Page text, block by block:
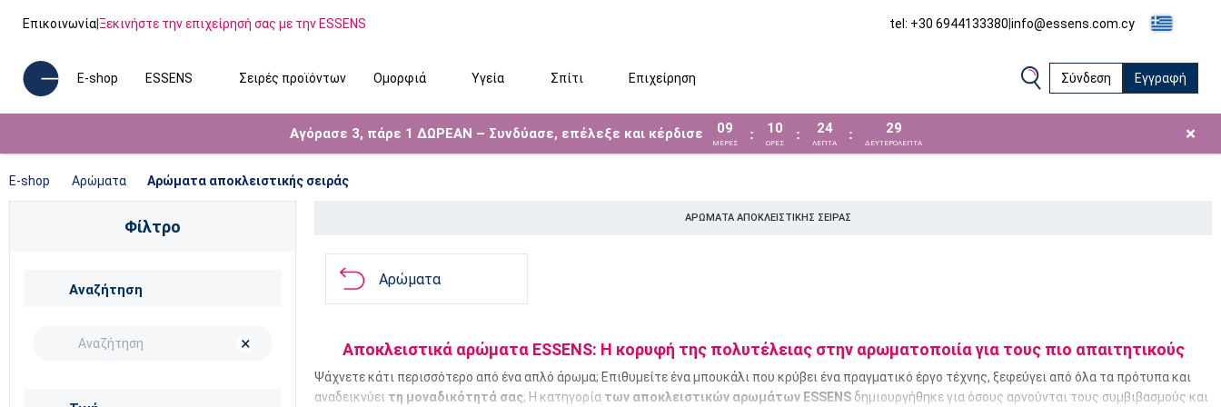
Επικοινωνία|Ξεκινήστε την επιχείρησή σας με την ESSENS tel: +30 6944133380|info@essens.com.cy
E-shop ESSENS Σειρές προϊόντων Ομορφιά Υγεία Σπίτι Επιχείρηση Σύνδεση Εγγραφή
Αγόρασε 3, πάρε 1 ΔΩΡΕΑΝ – Συνδύασε, επέλεξε και κέρδισε 09
ΜΈΡΕΣ
: 10
ΩΡΕΣ
: 24
ΛΕΠΤΑ
: 28
ΔΕΥΤΕΡΟΛΕΠΤΑ ×
E-shop Αρώματα Αρώματα αποκλειστικής σειράς
Φίλτρο
Αναζήτηση
×
ΑΡΏΜΑΤΑ ΑΠΟΚΛΕΙΣΤΙΚΉΣ ΣΕΙΡΆΣ
Αρώματα
Αποκλειστικά αρώματα ESSENS: Η κορυφή της πολυτέλειας στην αρωματοποιία για τους πιο απαιτητικούς
Ψάχνετε κάτι περισσότερο από ένα απλό άρωμα; Επιθυμείτε ένα μπουκάλι που κρύβει ένα πραγματικό έργο τέχνης, ξεφεύγει από όλα τα πρότυπα και
αναδεικνύει τη μοναδικότητά σας; Η κατηγορία των αποκλειστικών αρωμάτων ESSENS δημιουργήθηκε για όσους αρνούνται τους συμβιβασμούς και